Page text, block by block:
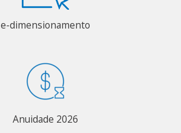
e-dimensionamento
Anuidade 2026